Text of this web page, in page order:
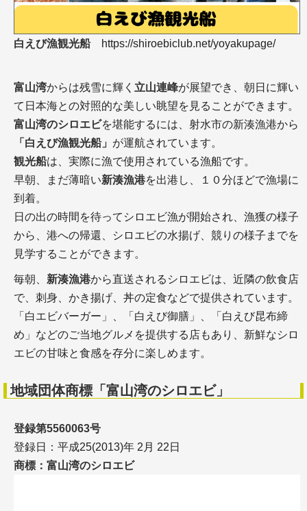
白えび漁観光船https://shiroebiclub.net/yoyakupage/
富山湾からは残雪に輝く 立山連峰が展望でき、朝日に輝い
て日本海との対照的な美しい眺望を見ることができます。
富山湾のシロエビを堪能するには、射水市の新湊漁港から
「白えび漁観光船」 が運航されています。
観光船は、実際に漁で使用されている漁船です。
早朝、まだ薄暗い新湊漁港を出港し、１０分ほどで漁場に
到着。
日の出の時間を待ってシロエビ漁が開始され、漁獲の様子
から、港への帰還、シロエビの水揚げ、競りの様子までを
見学することができます。
毎朝、 新湊漁港から直送されるシロエビは、近隣の飲食店
で、刺身、かき揚げ、丼の定食などで提供されています。
「白エビバーガー」、「白えび御膳」、「白えび昆布締
め」などのご当地グルメを提供する店もあり、新鮮なシロ
エビの甘味と食感を存分に楽しめます。
地域団体商標「富山湾のシロエビ」
登録第5560063号
登録日：平成25(2013)年 2月 22日
商標：富山湾のシロエビ